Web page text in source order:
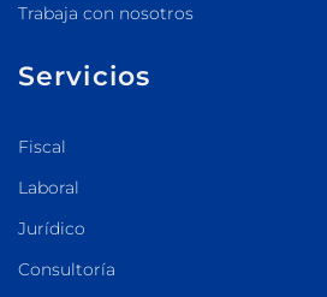
Trabaja con nosotros
Servicios
Fiscal
Laboral
Jurídico
Consultoría